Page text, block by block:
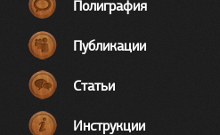
Полиграфия
Публикации
Статьи
Инструкции